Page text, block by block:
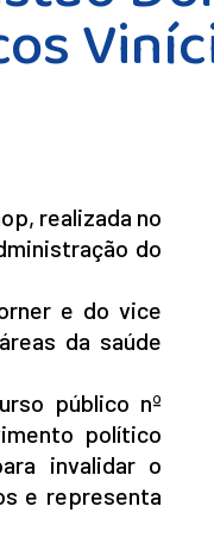
realizada no
do
e do vice
da saúde
público nº
político
invalidar o
e representa